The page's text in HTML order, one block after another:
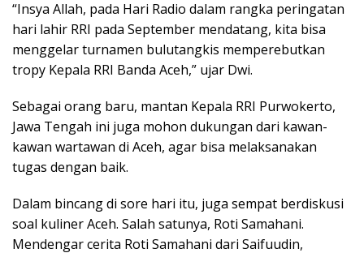
“Insya Allah, pada Hari Radio dalam rangka peringatan
hari lahir RRI pada September mendatang, kita bisa
menggelar turnamen bulutangkis memperebutkan
tropy Kepala RRI Banda Aceh,” ujar Dwi.
Sebagai orang baru, mantan Kepala RRI Purwokerto,
Jawa Tengah ini juga mohon dukungan dari kawan-
kawan wartawan di Aceh, agar bisa melaksanakan
tugas dengan baik.
Dalam bincang di sore hari itu, juga sempat berdiskusi
soal kuliner Aceh. Salah satunya, Roti Samahani.
Mendengar cerita Roti Samahani dari Saifuudin,